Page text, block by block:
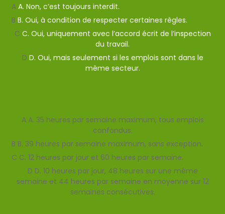
A A. Non, c’est toujours interdit.
B B. Oui, à condition de respecter certaines règles.
C C. Oui, uniquement avec l’accord écrit de l’inspection
du travail.
D D. Oui, mais seulement si les emplois sont dans le
même secteur.
A A. 35 heures par semaine maximum, tous emplois
confondus.
B B. 39 heures par semaine maximum, sans exception.
C C. 12 heures par jour et 60 heures par semaine.
D D. 10 heures par jour, 48 heures sur une même
semaine et 44 heures par semaine en moyenne sur 12
semaines consécutives.